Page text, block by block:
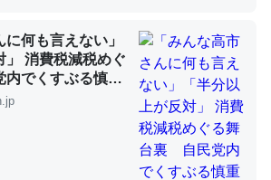
カルシウムも酸素も不足してて両方に不
抗してるのでは」とあって面白い。海に
トガニ・ウミグモ）はカルシウムを使わ
に何も言えない」
」 消費税減税めぐ
でくすぶる慎重
ライト】｜FNN